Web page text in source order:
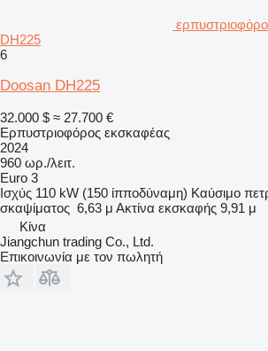
DH225
6
Doosan DH225
32.000 $ ≈ 27.700 €
Ερπυστριοφόρος εκσκαφέας
2024
960 ωρ./λειτ.
Euro 3
Ισχύς 110 kW (150 ίπποδύναμη) Καύσιμο
σκαψίματος 6,63 μ Ακτίνα εκσκαφής 9,91 μ
Κίνα
Jiangchun trading Co., Ltd.
Επικοινωνία με τον πωλητή